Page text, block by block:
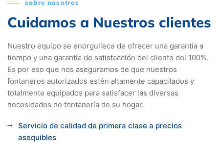
sobre nosotros
Cuidamos a Nuestros clientes
Nuestro equipo se enorgullece de ofrecer una garantía a
tiempo y una garantía de satisfacción del cliente del 100%.
Es por eso que nos aseguramos de que nuestros
fontaneros autorizados estén altamente capacitados y
totalmente equipados para satisfacer las diversas
necesidades de fontanería de su hogar.
Servicio de calidad de primera clase a precios
asequibles